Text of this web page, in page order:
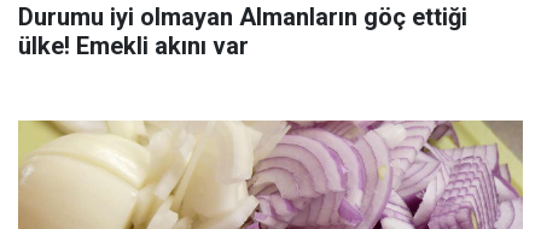
Durumu iyi olmayan Almanların göç ettiği
ülke! Emekli akını var